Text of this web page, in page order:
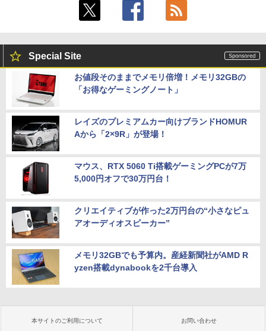
Special Site
お値段そのままでメモリ倍増！メモリ32GBの
「お得なゲーミングノート」
レイズのプレミアムカー向けブランドHOMUR
Aから「2×9R」が登場！
マウス、RTX 5060 Ti搭載ゲーミングPCが7万
5,000円オフで30万円台！
クリエイティブが作った2万円台の“小さなピュ
アオーディオスピーカー”
メモリ32GBでも予算内。産経新聞社がAMD R
yzen搭載dynabookを2千台導入
本サイトのご利用について お問い合わせ